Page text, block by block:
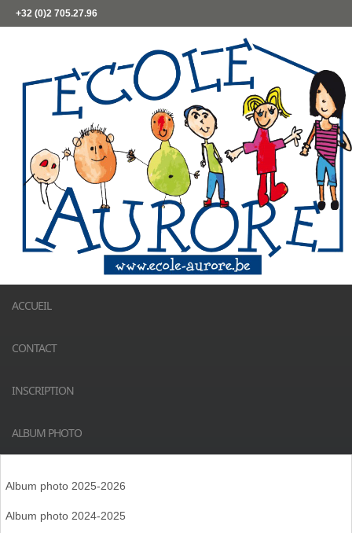
+32 (0)2 705.27.96
ACCUEIL
CONTACT
INSCRIPTION
ALBUM PHOTO
Album photo 2025-2026
Album photo 2024-2025